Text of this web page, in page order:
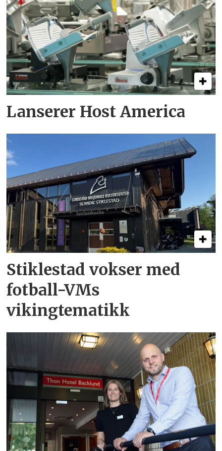
Lanserer Host America
Stiklestad vokser med
fotball-VMs
vikingtematikk